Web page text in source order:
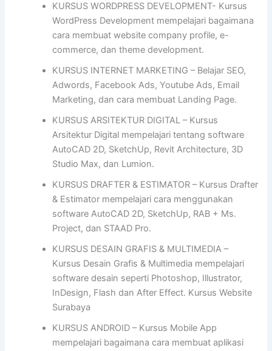
KURSUS WORDPRESS DEVELOPMENT- Kursus
WordPress Development mempelajari bagaimana
cara membuat website company profile, e-
commerce, dan theme development.
KURSUS INTERNET MARKETING – Belajar SEO,
Adwords, Facebook Ads, Youtube Ads, Email
Marketing, dan cara membuat Landing Page.
KURSUS ARSITEKTUR DIGITAL – Kursus
Arsitektur Digital mempelajari tentang software
AutoCAD 2D, SketchUp, Revit Architecture, 3D
Studio Max, dan Lumion.
KURSUS DRAFTER & ESTIMATOR – Kursus Drafter
& Estimator mempelajari cara menggunakan
software AutoCAD 2D, SketchUp, RAB + Ms.
Project, dan STAAD Pro.
KURSUS DESAIN GRAFIS & MULTIMEDIA –
Kursus Desain Grafis & Multimedia mempelajari
software desain seperti Photoshop, Illustrator,
InDesign, Flash dan After Effect. Kursus Website
Surabaya
KURSUS ANDROID – Kursus Mobile App
mempelajari bagaimana cara membuat aplikasi